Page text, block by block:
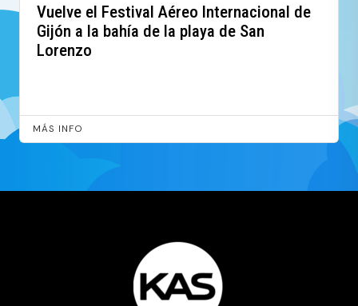
Vuelve el Festival Aéreo Internacional de
Gijón a la bahía de la playa de San
Lorenzo
MÁS INFO